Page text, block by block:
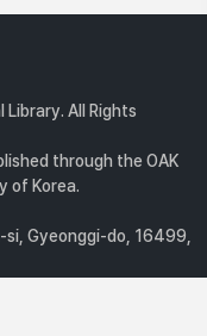
All Rights
through the OAK
of Korea.
Gyeonggi-do, 16499,